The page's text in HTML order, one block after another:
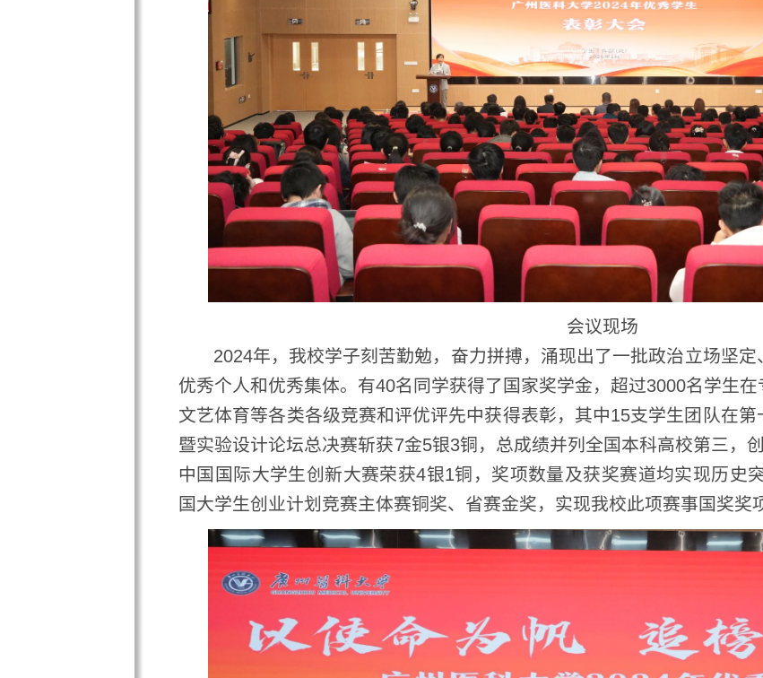
会议现场
2024年，我校学子刻苦勤勉，奋力拼搏，涌现出了一批政治立场坚定、专业基
优秀个人和优秀集体。有40名同学获得了国家奖学金，超过3000名学生在专业学
文艺体育等各类各级竞赛和评优评先中获得表彰，其中15支学生团队在第十届全国
暨实验设计论坛总决赛斩获7金5银3铜，总成绩并列全国本科高校第三，创历史最
中国国际大学生创新大赛荣获4银1铜，奖项数量及获奖赛道均实现历史突破；1项
国大学生创业计划竞赛主体赛铜奖、省赛金奖，实现我校此项赛事国奖奖项新突破